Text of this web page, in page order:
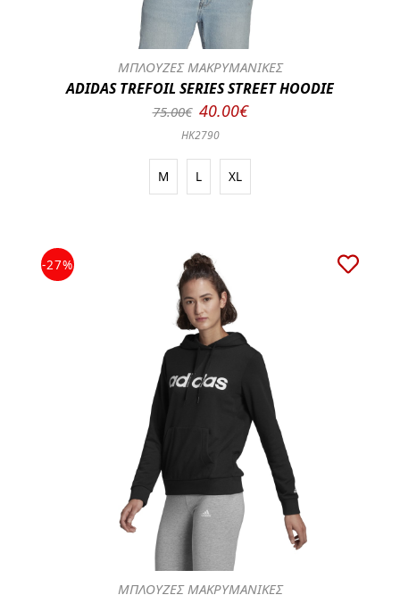
ΜΠΛΟΥΖΕΣ ΜΑΚΡΥΜΑΝΙΚΕΣ
ADIDAS TREFOIL SERIES STREET HOODIE
75.00€ 40.00€
HK2790
M L XL
-27%
ΜΠΛΟΥΖΕΣ ΜΑΚΡΥΜΑΝΙΚΕΣ